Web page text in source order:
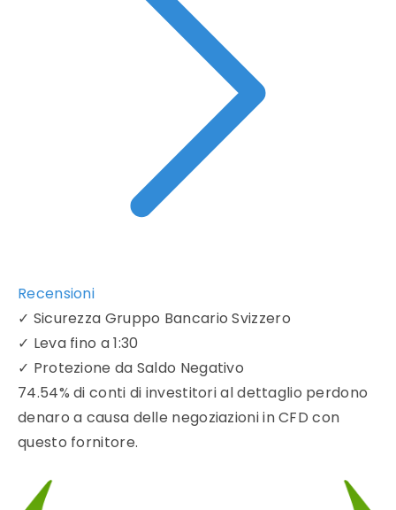
Recensioni
✓ Sicurezza Gruppo Bancario Svizzero
✓ Leva fino a 1:30
✓ Protezione da Saldo Negativo
74.54% di conti di investitori al dettaglio perdono
denaro a causa delle negoziazioni in CFD con
questo fornitore.